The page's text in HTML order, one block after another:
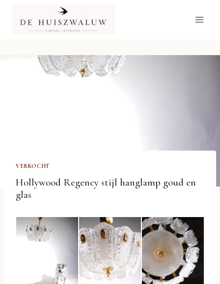
inhoud
VERKOCHT
Hollywood Regency stijl hanglamp goud en
glas